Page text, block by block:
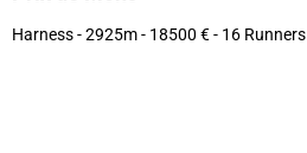
Harness - 2925m - 18500 € - 16 Runners